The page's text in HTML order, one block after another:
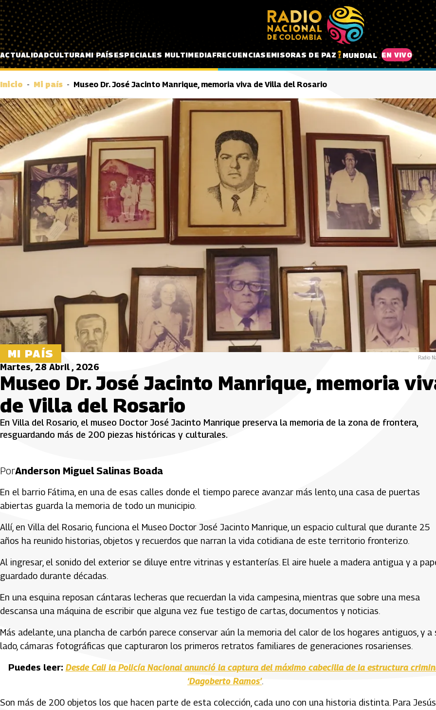
Pasar al contenido principal
ACTUALIDADCULTURAMI PAÍSESPECIALES MULTIMEDIAFRECUENCIASEMISORAS DE PAZ MUNDIAL EN VIVO
Inicio Mi país Museo Dr. José Jacinto Manrique, memoria viva de Villa del Rosario
MI PAÍS Radio
Martes, 28 Abril , 2026
Museo Dr. José Jacinto Manrique, memoria
de Villa del Rosario
En Villa del Rosario, el museo Doctor José Jacinto Manrique preserva la memoria de la zona de frontera,
resguardando más de 200 piezas históricas y culturales.
PorAnderson Miguel Salinas Boada
En el barrio Fátima, en una de esas calles donde el tiempo parece avanzar más lento, una casa de puertas
abiertas guarda la memoria de todo un municipio.
Allí, en Villa del Rosario, funciona el Museo Doctor José Jacinto Manrique, un espacio cultural que durante 25
años ha reunido historias, objetos y recuerdos que narran la vida cotidiana de este territorio fronterizo.
Al ingresar, el sonido del exterior se diluye entre vitrinas y estanterías. El aire huele a madera antigua y a
guardado durante décadas.
En una esquina reposan cántaras lecheras que recuerdan la vida campesina, mientras que sobre una mesa
descansa una máquina de escribir que alguna vez fue testigo de cartas, documentos y noticias.
Más adelante, una plancha de carbón parece conservar aún la memoria del calor de los hogares antiguos, y a
lado, cámaras fotográficas que capturaron los primeros retratos familiares de generaciones rosarienses.
Puedes leer: Desde Cali la Policía Nacional anunció la captura del máximo cabecilla de la estructura
‘Dagoberto Ramos’.
Son más de 200 objetos los que hacen parte de esta colección, cada uno con una historia distinta. Para Jesús